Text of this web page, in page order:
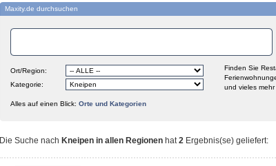
Maxity.de durchsuchen
Ort/Region:
Kategorie:
Finden Sie
und vieles mehr
Alles auf einen Blick: Orte und Kategorien
Die Suche nach Kneipen in allen Regionen hat2 Ergebnis(se) geliefert: